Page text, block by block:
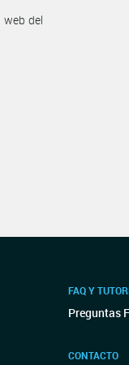
del
FAQ Y
Preguntas
CONTACTO